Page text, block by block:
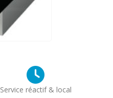
Service réactif & local